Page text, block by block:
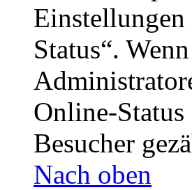
Status“.
Online-
Besucher
Nach oben